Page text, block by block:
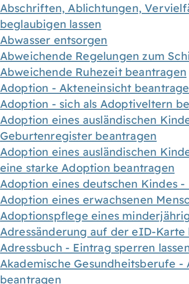
Abschriften, Ablichtungen,
beglaubigen lassen
Abwasser entsorgen
Abweichende Regelungen zum
Abweichende Ruhezeit beantragen
Adoption - Akteneinsicht
Adoption - sich als Adoptiveltern
Adoption eines ausländischen
Geburtenregister beantragen
Adoption eines ausländischen
eine starke Adoption beantragen
Adoption eines deutschen Kindes
Adoption eines erwachsenen
Adoptionspflege eines
Adressänderung auf der eID-Karte
Adressbuch - Eintrag sperren
Akademische Gesundheitsberufe
beantragen